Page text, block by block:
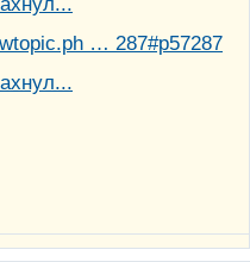
… 287#p57287